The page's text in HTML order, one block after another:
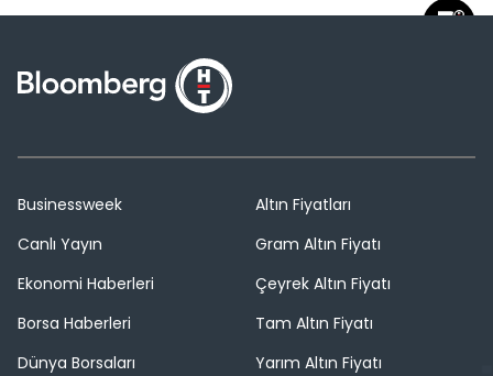
Businessweek
Canlı Yayın
Ekonomi Haberleri
Borsa Haberleri
Dünya Borsaları
Altın Fiyatları
Gram Altın Fiyatı
Çeyrek Altın Fiyatı
Tam Altın Fiyatı
Yarım Altın Fiyatı